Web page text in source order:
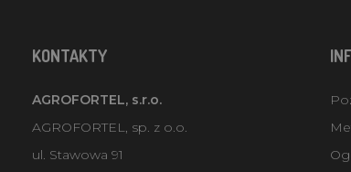
KONTAKTY
AGROFORTEL, s.r.o.
AGROFORTEL, sp. z o.o.
ul. Stawowa 91